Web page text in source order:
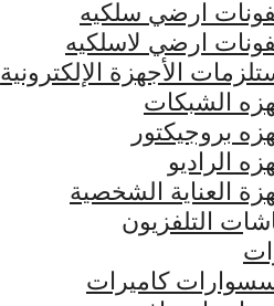
ارضي سلكيه
ارضي لاسلكيه
الأجهزة الإلكترونية
الشبكات
بروجيكتور
الراديو
العناية الشخصية
التلفزيون
كاميرات